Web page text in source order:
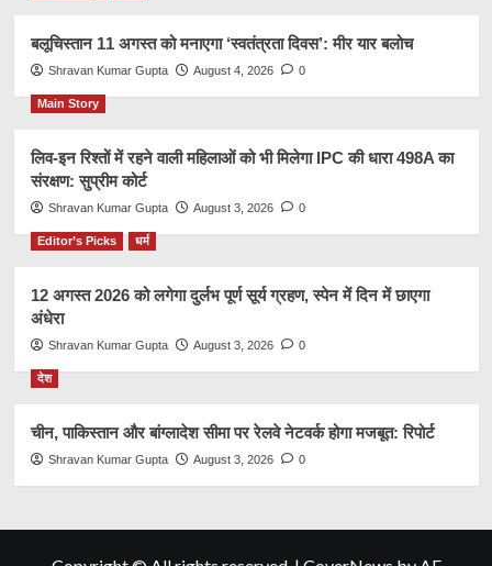
बलूचिस्तान 11 अगस्त को मनाएगा ‘स्वतंत्रता दिवस’: मीर यार बलोच
Shravan Kumar Gupta August 4, 2026 0
Main Story
लिव-इन रिश्तों में रहने वाली महिलाओं को भी मिलेगा IPC की धारा 498A का
संरक्षण: सुप्रीम कोर्ट
Shravan Kumar Gupta August 3, 2026 0
Editor’s Picks धर्म
12 अगस्त 2026 को लगेगा दुर्लभ पूर्ण सूर्य ग्रहण, स्पेन में दिन में छाएगा
अंधेरा
Shravan Kumar Gupta August 3, 2026 0
देश
चीन, पाकिस्तान और बांग्लादेश सीमा पर रेलवे नेटवर्क होगा मजबूत: रिपोर्ट
Shravan Kumar Gupta August 3, 2026 0